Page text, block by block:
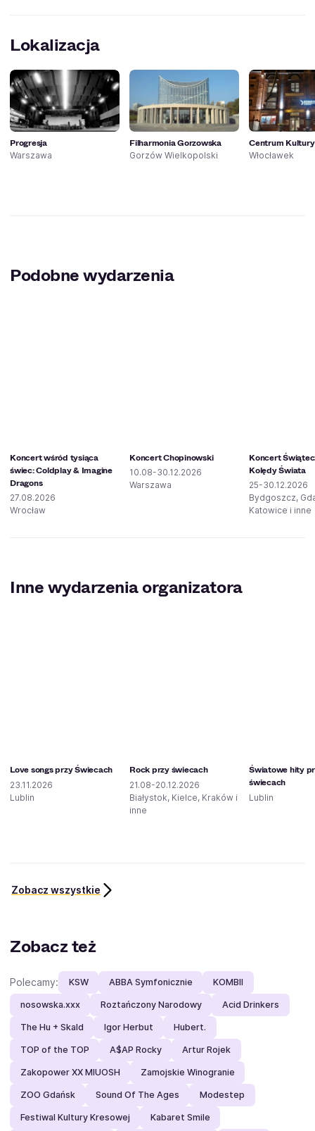
Lokalizacja
Progresja
Warszawa
Filharmonia Gorzowska
Gorzów Wielkopolski
Centrum
Włocławek
Podobne wydarzenia
Koncert wśród tysiąca
świec: Coldplay & Imagine
Dragons
27.08.2026
Wrocław
Koncert Chopinowski
10.08-30.12.2026
Warszawa
Koncert
Kolędy Świata
25-30.12.2026
Bydgoszcz,
Katowice i inne
Inne wydarzenia organizatora
Love songs przy Świecach
23.11.2026
Lublin
Rock przy świecach
21.08-20.12.2026
Białystok, Kielce, Kraków i
inne
Światowe hity
świecach
Lublin
Zobacz wszystkie
Zobacz też
Polecamy: KSW ABBA Symfonicznie KOMBII
nosowska.xxx Roztańczony Narodowy Acid Drinkers
The Hu + Skald Igor Herbut Hubert.
TOP of the TOP A$AP Rocky Artur Rojek
Zakopower XX MIUOSH Zamojskie Winogranie
ZOO Gdańsk Sound Of The Ages Modestep
Festiwal Kultury Kresowej Kabaret Smile